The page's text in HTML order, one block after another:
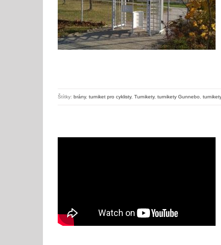
Štítky: brány, turniket pro cyklisty, Turnikety, turnikety Gunnebo